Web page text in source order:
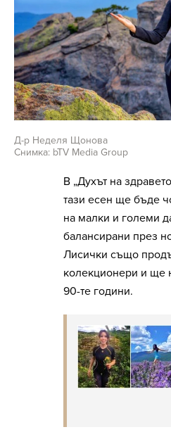
Д-р Неделя Щонова
Снимка: bTV Media Group
В „Духът на
тази есен ще бъде
на малки и големи
балансирани през
Лисички също
колекционери и ще
90-те години.